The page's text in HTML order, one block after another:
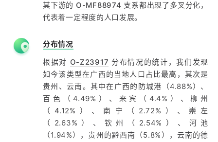
其下游的 O-MF88974 支系都出现了多叉分化，
代表着一定程度的人口发展。
分布情况
根据对 O-Z23917 分布情况的统计，我们发现
如今该类型在广西的当地人口占比最高，其次是
贵州、云南。其中在广西的防城港（4.88%）、
百色（4.49%）、来宾（4.4%）、柳州
（4.12%）、南宁（2.72%）、崇左
（2.63%）、钦州（2.54%）、河池
（1.94%），贵州的黔西南（5.8%），云南的德